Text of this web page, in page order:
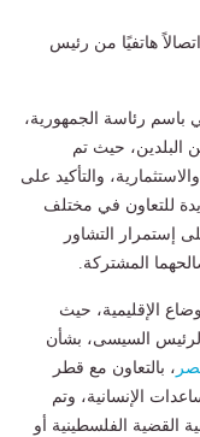
اتصالاً هاتفيًا من رئيس
رئاسة الجمهورية،
البلدين، حيث تم
والتأكيد على
للتعاون في مختلف
إستمرار التشاور
المشتركة.
الإقليمية، حيث
السيسى، بشأن
، بالتعاون مع قطر
الإنسانية، وتم
القضية الفلسطينية أو